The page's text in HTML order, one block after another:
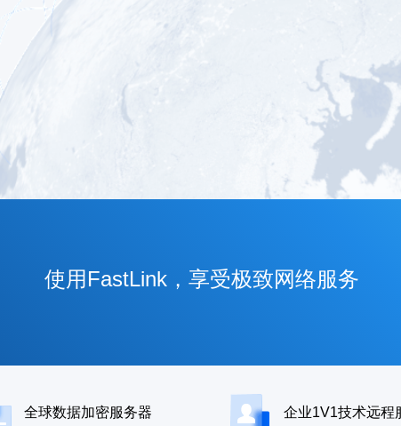
使用FastLink，享受极致网络服务
全球数据加密服务器 企业1V1技术远程